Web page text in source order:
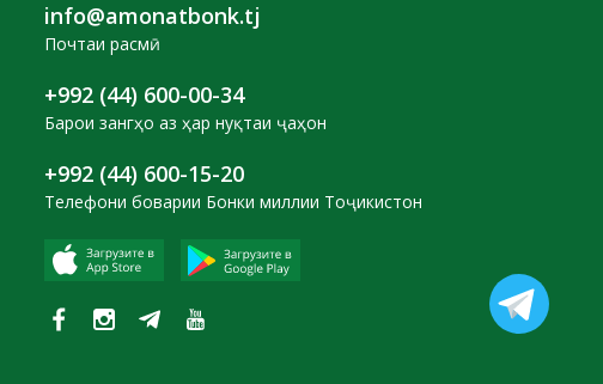
info@amonatbonk.tj
Почтаи расмӣ
+992 (44) 600-00-34
Барои зангҳо аз ҳар нуқтаи ҷаҳон
+992 (44) 600-15-20
Телефони боварии Бонки миллии Тоҷикистон